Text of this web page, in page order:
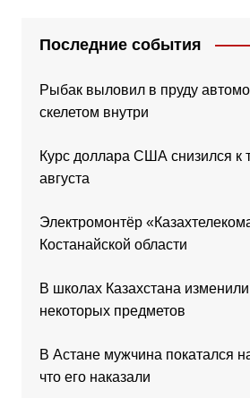
Последние события
Рыбак выловил в пруду
скелетом внутри
Курс доллара США снизился к
августа
Электромонтёр
Костанайской области
В школах Казахстана
некоторых предметов
В Астане мужчина покатался
что его наказали